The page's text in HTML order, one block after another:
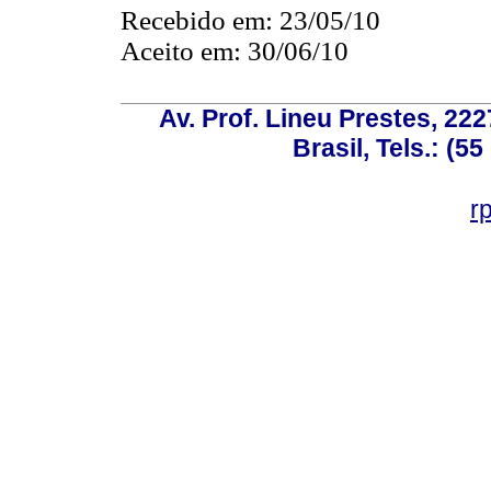
Recebido em: 23/05/10
Aceito em: 30/06/10
Av. Prof. Lineu Prestes,
Brasil, Tels.: (55